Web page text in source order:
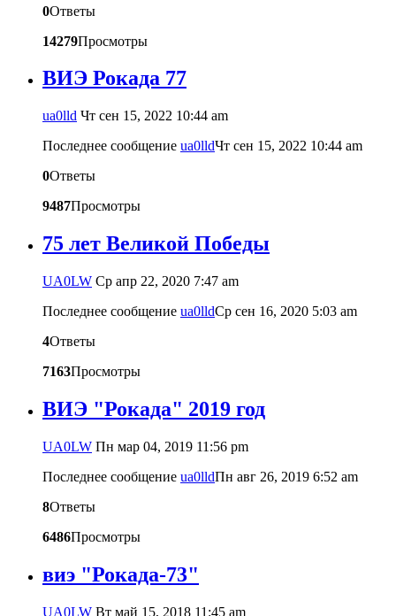
0Ответы
14279Просмотры
ВИЭ Рокада 77
ua0lld Чт сен 15, 2022 10:44 am
Последнее сообщение ua0lldЧт сен 15, 2022 10:44 am
0Ответы
9487Просмотры
75 лет Великой Победы
UA0LW Ср апр 22, 2020 7:47 am
Последнее сообщение ua0lldСр сен 16, 2020 5:03 am
4Ответы
7163Просмотры
ВИЭ "Рокада" 2019 год
UA0LW Пн мар 04, 2019 11:56 pm
Последнее сообщение ua0lldПн авг 26, 2019 6:52 am
8Ответы
6486Просмотры
виэ "Рокада-73"
UA0LW Вт май 15, 2018 11:45 am